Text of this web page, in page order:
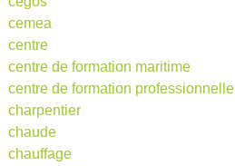
cemea
centre
centre de formation maritime
centre de formation professionnelle
charpentier
chaude
chauffage